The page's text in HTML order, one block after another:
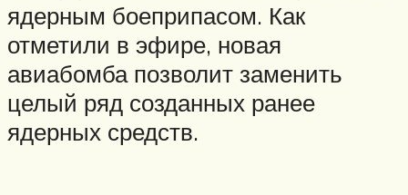
ядерным боеприпасом. Как
отметили в эфире, новая
авиабомба позволит заменить
целый ряд созданных ранее
ядерных средств.